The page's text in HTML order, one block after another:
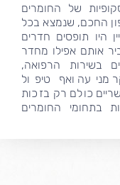
של החומרים
החכם, שנמצא בכל
היו תופסים חדרים
אותם אפילו מחדר
בשירות הרפואה,
מניעה ואף טיפול
כולם רק בזכות
בתחומי החומרים